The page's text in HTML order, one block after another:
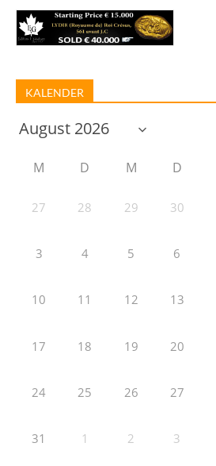
KALENDER
M D M D
27 28 29 30
3 4 5 6
10 11 12 13
17 18 19 20
24 25 26 27
31 1 2 3